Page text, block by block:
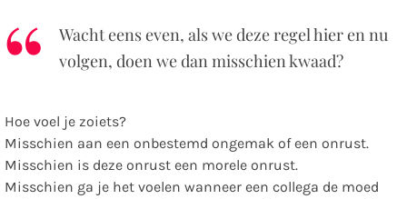
Wacht eens even, als we deze regel hier en nu
volgen, doen we dan misschien kwaad?
Hoe voel je zoiets?
Misschien aan een onbestemd ongemak of een onrust.
Misschien is deze onrust een morele onrust.
Misschien ga je het voelen wanneer een collega de moed